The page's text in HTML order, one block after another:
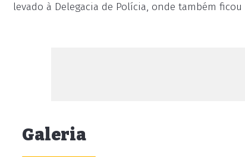
levado à Delegacia de Polícia, onde também
Galeria